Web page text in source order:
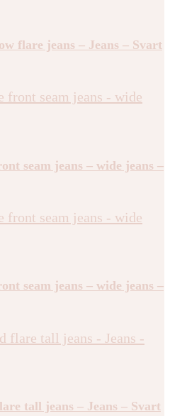
flare jeans – Jeans – Svart
seam jeans – wide jeans –
seam jeans – wide jeans –
tall jeans – Jeans – Svart